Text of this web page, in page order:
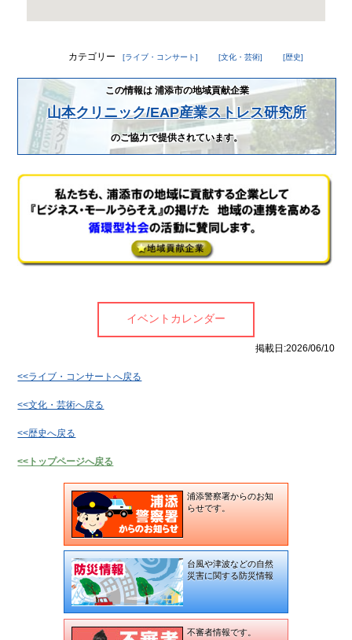
カテゴリー [ライブ・コンサート] [文化・芸術] [歴史]
この情報は 浦添市の地域貢献企業
山本クリニック/EAP産業ストレス研究所
のご協力で提供されています。
イベントカレンダー
掲載日:2026/06/10
<<ライブ・コンサートへ戻る
<<文化・芸術へ戻る
<<歴史へ戻る
<<トップページへ戻る
浦添警察署からのお知
らせです。
台風や津波などの自然
災害に関する防災情報
不審者情報です。